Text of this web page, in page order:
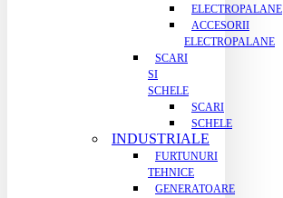
ELECTROPALANE
ACCESORII
ELECTROPALANE
SCARI
SI
SCHELE
SCARI
SCHELE
INDUSTRIALE
FURTUNURI
TEHNICE
GENERATOARE